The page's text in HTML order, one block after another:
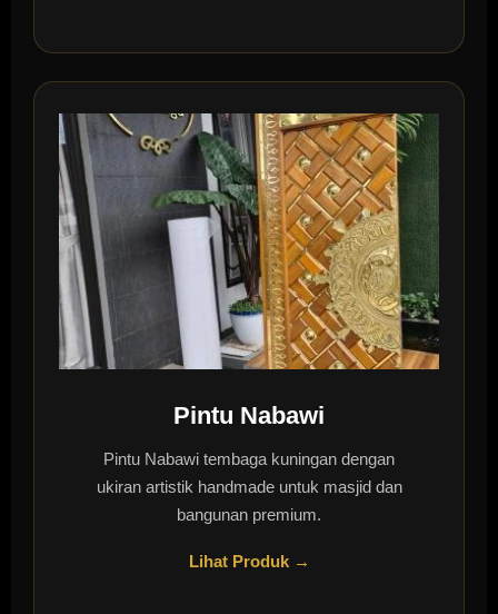
Pintu Nabawi
Pintu Nabawi tembaga kuningan dengan
ukiran artistik handmade untuk masjid dan
bangunan premium.
Lihat Produk →